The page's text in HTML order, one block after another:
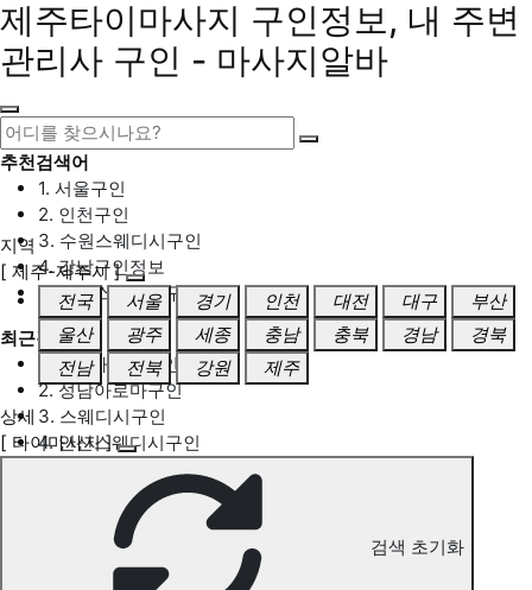
제주타이마사지 구인정보, 내 주변
관리사 구인 - 마사지알바
추천검색어
1. 서울구인
2. 인천구인
3. 수원스웨디시구인
4. 강남구인정보
5. 동탄스웨디시구인
최근검색어
1. 일산마사지구인
2. 성남아로마구인
3. 스웨디시구인
4. 안산스웨디시구인
제주 타이마사지 구인정보
지역
[ 제주-제주시 ]
전국
서울 경기 인천 대전 대구
부산
울산
광주 세종 충남 충북 경남
경북
전남
전북 강원 제주
상세
[ 타이마사지 ]
검색 초기화